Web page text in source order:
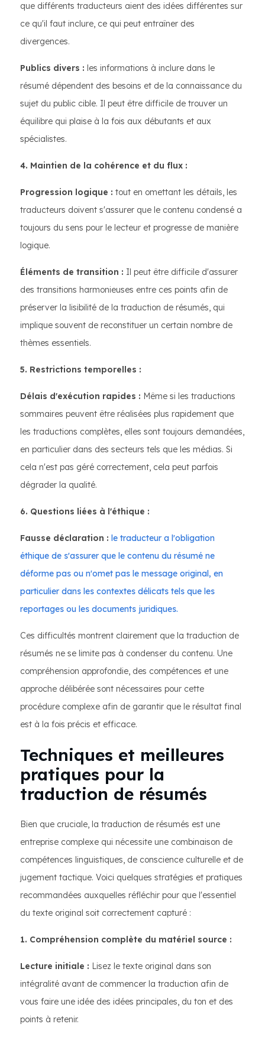
que différents traducteurs aient des idées différentes sur
ce qu'il faut inclure, ce qui peut entraîner des
divergences.
Publics divers : les informations à inclure dans le
résumé dépendent des besoins et de la connaissance du
sujet du public cible. Il peut être difficile de trouver un
équilibre qui plaise à la fois aux débutants et aux
spécialistes.
4. Maintien de la cohérence et du flux :
Progression logique : tout en omettant les détails, les
traducteurs doivent s'assurer que le contenu condensé a
toujours du sens pour le lecteur et progresse de manière
logique.
Éléments de transition : Il peut être difficile d'assurer
des transitions harmonieuses entre ces points afin de
préserver la lisibilité de la traduction de résumés, qui
implique souvent de reconstituer un certain nombre de
thèmes essentiels.
5. Restrictions temporelles :
Délais d'exécution rapides : Même si les traductions
sommaires peuvent être réalisées plus rapidement que
les traductions complètes, elles sont toujours demandées,
en particulier dans des secteurs tels que les médias. Si
cela n'est pas géré correctement, cela peut parfois
dégrader la qualité.
6. Questions liées à l'éthique :
Fausse déclaration : le traducteur a l'obligation
éthique de s'assurer que le contenu du résumé ne
déforme pas ou n'omet pas le message original, en
particulier dans les contextes délicats tels que les
reportages ou les documents juridiques.
Ces difficultés montrent clairement que la traduction de
résumés ne se limite pas à condenser du contenu. Une
compréhension approfondie, des compétences et une
approche délibérée sont nécessaires pour cette
procédure complexe afin de garantir que le résultat final
est à la fois précis et efficace.
Techniques et meilleures
pratiques pour la
traduction de résumés
Bien que cruciale, la traduction de résumés est une
entreprise complexe qui nécessite une combinaison de
compétences linguistiques, de conscience culturelle et de
jugement tactique. Voici quelques stratégies et pratiques
recommandées auxquelles réfléchir pour que l'essentiel
du texte original soit correctement capturé :
1. Compréhension complète du matériel source :
Lecture initiale : Lisez le texte original dans son
intégralité avant de commencer la traduction afin de
vous faire une idée des idées principales, du ton et des
points à retenir.